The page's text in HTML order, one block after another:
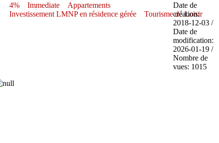
4% Immediate
Appartements
Investissement LMNP en résidence gérée
Tourisme de Loisir
Date de
création:
2018-12-03 /
Date de
modification:
2026-01-19 /
Nombre de
vues: 1015